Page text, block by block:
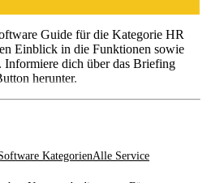
Guide für die Kategorie HR
Einblick in die Funktionen sowie
dich über das Briefing
herunter.
KategorienAlle Service